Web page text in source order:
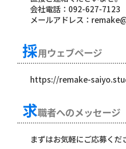
会社電話：092-627-7123
メールアドレス：
採用ウェブページ
https://remake-
求職者へのメッセージ
まずはお気軽にご応募くだ